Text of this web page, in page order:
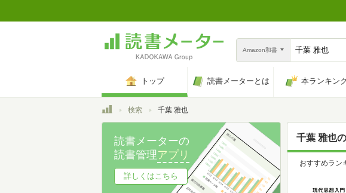
Amazon和書
トップ 読書メーターとは 本ランキン
トップ検索 千葉 雅也
千葉 雅也
おすすめラン
読書メーターの
読書管理アプリ
詳しくはこちら